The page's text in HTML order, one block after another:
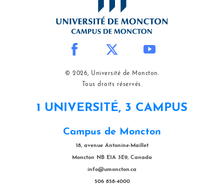
© 2026, Université de Moncton.
Tous droits réservés.
1 UNIVERSITÉ, 3 CAMPUS
Campus de Moncton
18, avenue Antonine-Maillet
Moncton NB E1A 3E9, Canada
info@umoncton.ca
506 858-4000